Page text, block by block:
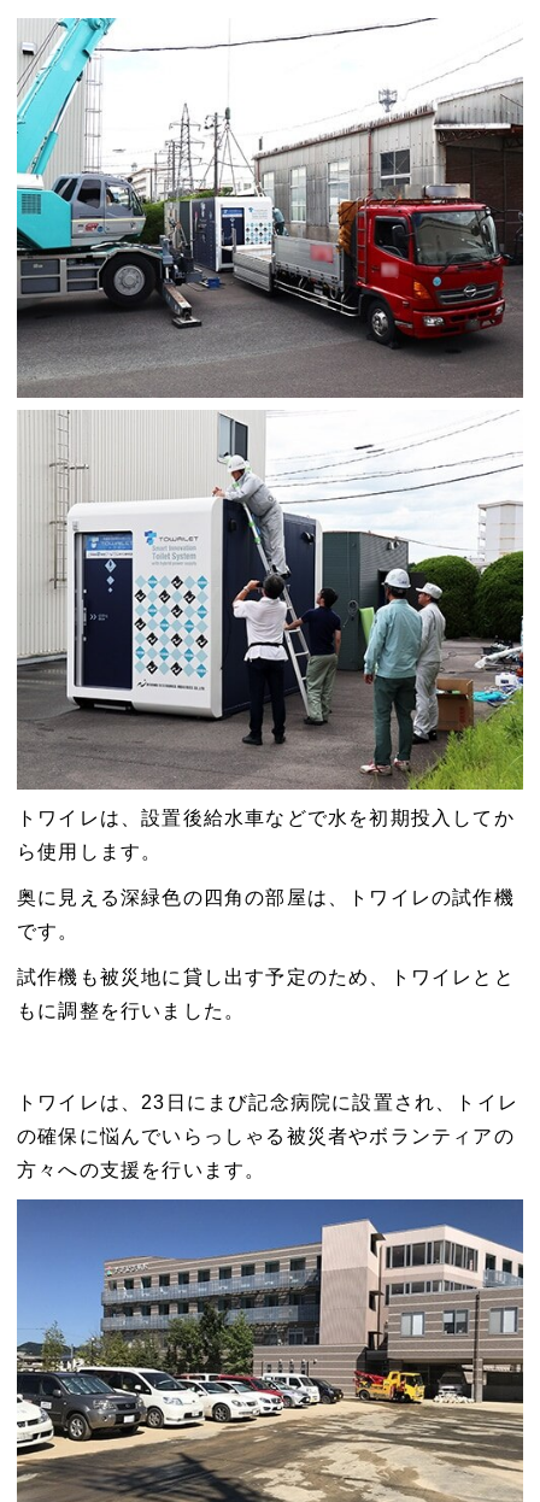
トワイレは、設置後給水車などで水を初期投入してか
ら使用します。
奥に見える深緑色の四角の部屋は、トワイレの試作機
です。
試作機も被災地に貸し出す予定のため、トワイレとと
もに調整を行いました。
トワイレは、23日にまび記念病院に設置され、トイレ
の確保に悩んでいらっしゃる被災者やボランティアの
方々への支援を行います。